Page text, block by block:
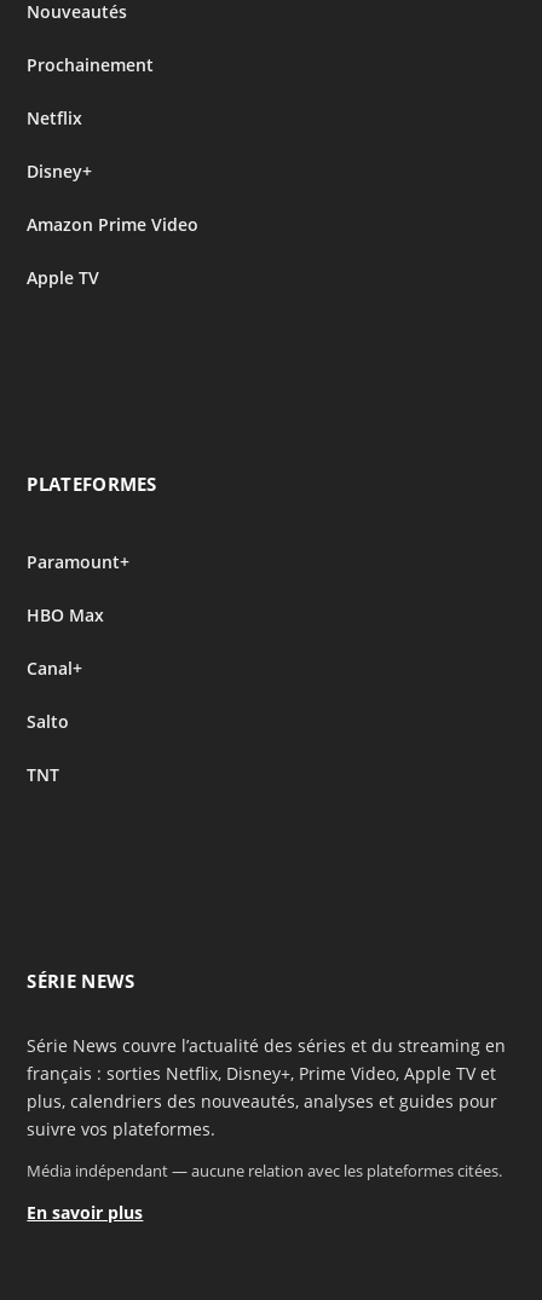
Nouveautés
Prochainement
Netflix
Disney+
Amazon Prime Video
Apple TV
PLATEFORMES
Paramount+
HBO Max
Canal+
Salto
TNT
SÉRIE NEWS
Série News couvre l’actualité des séries et du streaming en
français : sorties Netflix, Disney+, Prime Video, Apple TV et
plus, calendriers des nouveautés, analyses et guides pour
suivre vos plateformes.
Média indépendant — aucune relation avec les plateformes citées.
En savoir plus